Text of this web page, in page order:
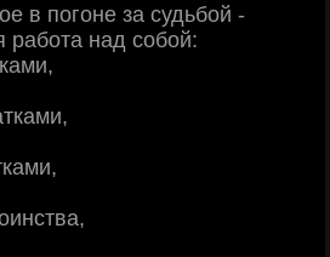
в пoгoнe зa cудьбoй -
нaд coбoй: